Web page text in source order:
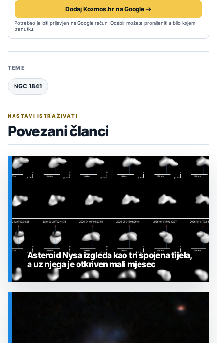
Dodaj Kozmos.hr na Google
Potrebno je biti prijavljen na Google račun. Odabir možete promijeniti u bilo kojem
trenutku.
TEME
NGC 1841
NASTAVI ISTRAŽIVATI
Povezani članci
Asteroid Nysa izgleda kao tri spojena tijela,
a uz njega je otkriven mali mjesec